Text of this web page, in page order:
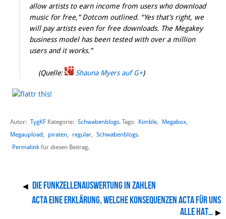
allow artists to earn income from users who download
music for free,” Dotcom outlined. “Yes that’s right, we
will pay artists even for free downloads. The Megakey
business model has been tested with over a million
users and it works.”
(Quelle: Shauna Myers auf G+)
Autor: TygKF Kategorie: Schwabenblogs. Tags: Kimble, Megabox,
Megaupload, piraten, regular, Schwabenblogs.
Permalink für diesen Beitrag.
◀ Die Funkzellenauswertung in Zahlen
ACTA eine Erklärung, welche Konsequenzen ACTA für uns
alle hat… ▶